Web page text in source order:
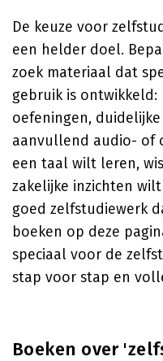
De keuze voor
een helder doel.
zoek materiaal dat
gebruik is
oefeningen,
aanvullend audio- of
een taal wilt leren,
zakelijke inzichten
goed zelfstudiewerk
boeken op deze
speciaal voor de
stap voor stap en
Boeken over